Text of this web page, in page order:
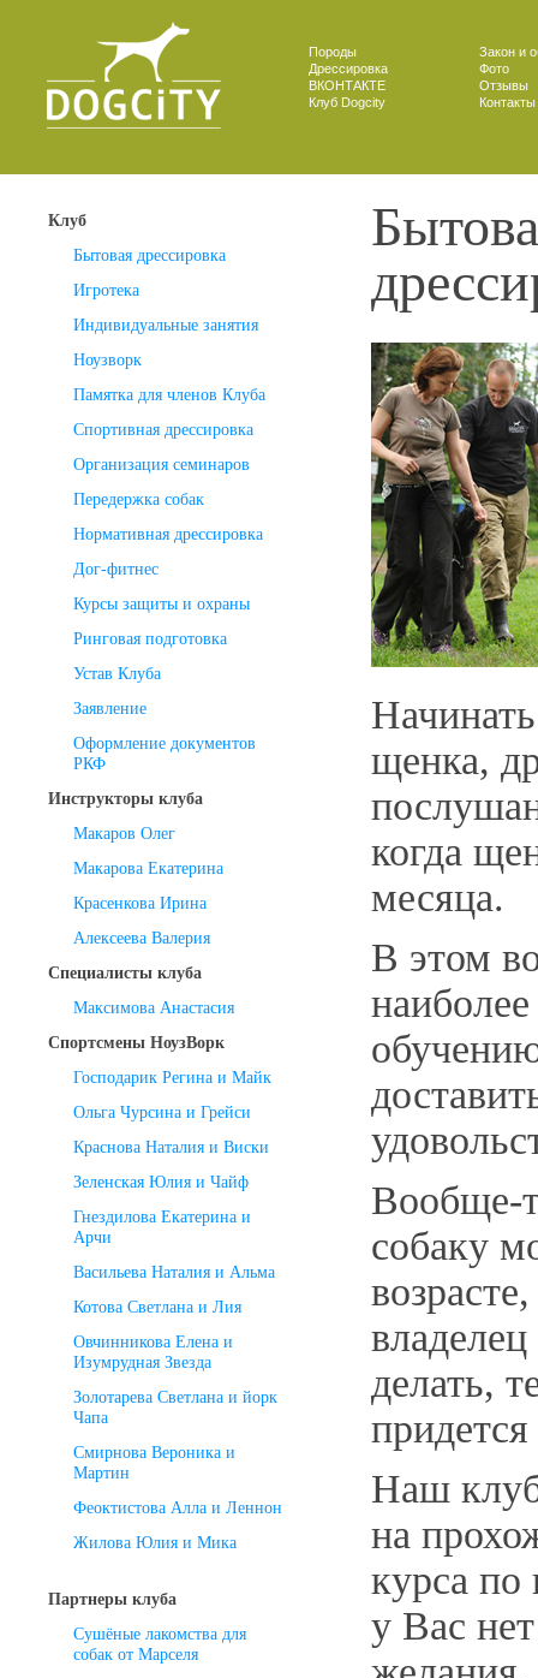
Породы
Закон и
Дрессировка
Фото
ВКОНТАКТЕ
Отзывы
Клуб Dogcity
Контакты
Клуб
Бытовая дрессировка
Игротека
Индивидуальные занятия
Ноузворк
Памятка для членов Клуба
Спортивная дрессировка
Организация семинаров
Передержка собак
Нормативная дрессировка
Дог-фитнес
Курсы защиты и охраны
Ринговая подготовка
Устав Клуба
Заявление
Оформление документов
РКФ
Инструкторы клуба
Макаров Олег
Макарова Екатерина
Красенкова Ирина
Алексеева Валерия
Специалисты клуба
Максимова Анастасия
Спортсмены НоузВорк
Господарик Регина и Майк
Ольга Чурсина и Грейси
Краснова Наталия и Виски
Зеленская Юлия и Чайф
Гнездилова Екатерина и
Арчи
Васильева Наталия и Альма
Котова Светлана и Лия
Овчинникова Елена и
Изумрудная Звезда
Золотарева Светлана и йорк
Чапа
Смирнова Вероника и
Мартин
Феоктистова Алла и Леннон
Жилова Юлия и Мика
Партнеры клуба
Сушёные лакомства для
собак от Марселя
щенка,
когда
месяца.
В этом
Вообще-
собаку
делать,
Наш клуб
на
курса по
у Вас